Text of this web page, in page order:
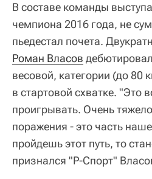
В составе команды
чемпиона 2016 года, не
пьедестал почета.
Роман Власов
весовой, категории (до 80
в стартовой схватке. "Это
проигрывать. Очень
поражения - это часть
пройдешь этот путь, то
признался "Р-Спорт"